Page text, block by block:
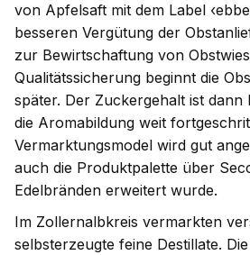
von Apfelsaft mit dem Label
besseren Vergütung der
zur Bewirtschaftung von
Qualitätssicherung beginnt die
später. Der Zuckergehalt ist
die Aromabildung weit
Vermarktungsmodel wird gut
auch die Produktpalette über
Edelbränden erweitert wurde.
Im Zollernalbkreis vermarkten
selbsterzeugte feine Destillate.